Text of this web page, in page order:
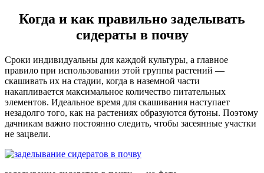
Когда и как правильно заделывать
сидераты в почву
Сроки индивидуальны для каждой культуры, а главное
правило при использовании этой группы растений —
скашивать их на стадии, когда в наземной части
накапливается максимальное количество питательных
элементов. Идеальное время для скашивания наступает
незадолго того, как на растениях образуются бутоны. Поэтому
дачникам важно постоянно следить, чтобы засеянные участки
не зацвели.